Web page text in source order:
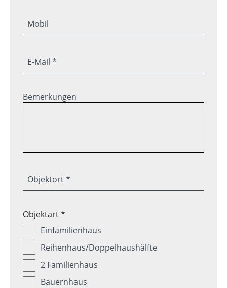
Mobil
E-Mail *
Bemerkungen
Objektort *
Objektart *
Einfamilienhaus
Reihenhaus/Doppelhaushälfte
2 Familienhaus
Bauernhaus